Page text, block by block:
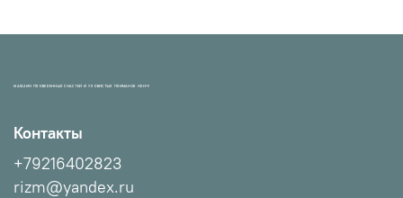
МАГАЗИН ПРОВЕРЕННЫХ СНАСТЕЙ И УЛОВИСТЫХ ПРИМАНОК НХНЧ!
Контакты
+79216402823
rizm@yandex.ru